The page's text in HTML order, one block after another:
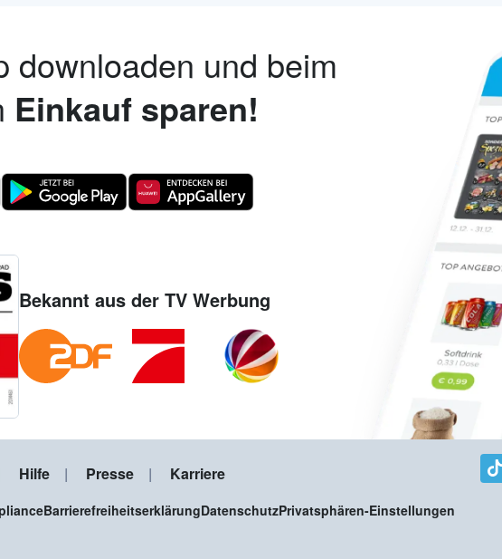
downloaden und beim
Einkauf sparen!
Bekannt aus der TV Werbung
Hilfe Presse Karriere
BarrierefreiheitserklärungDatenschutzPrivatsphären-Einstellungen